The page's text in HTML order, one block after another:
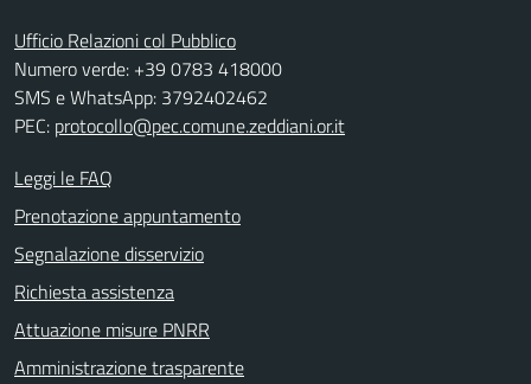
Ufficio Relazioni col Pubblico
Numero verde: +39 0783 418000
SMS e WhatsApp: 3792402462
PEC: protocollo@pec.comune.zeddiani.or.it
Leggi le FAQ
Prenotazione appuntamento
Segnalazione disservizio
Richiesta assistenza
Attuazione misure PNRR
Amministrazione trasparente